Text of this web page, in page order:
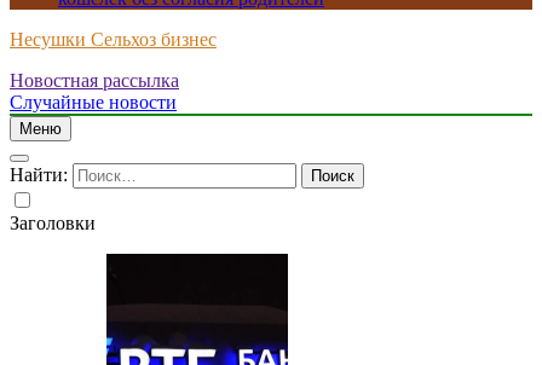
Несушки Сельхоз бизнес
Новостная рассылка
Случайные новости
Меню
Найти:
Заголовки